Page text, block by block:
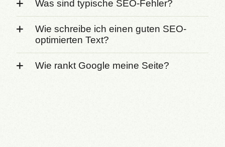
Was sind typische SEO-Fehler?
Wie schreibe ich einen guten SEO-
optimierten Text?
Wie rankt Google meine Seite?